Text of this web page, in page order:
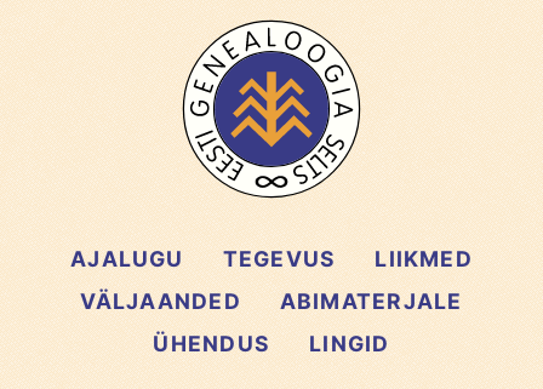
AJALUGU TEGEVUS
LIIKMED
VÄLJAANDED
ABIMATERJALE
ÜHENDUS
LINGID